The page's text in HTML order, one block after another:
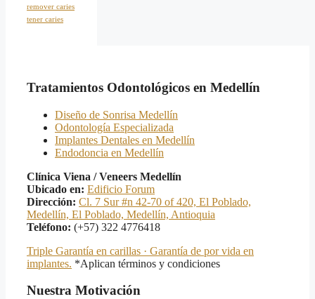
remover caries
tener caries
Tratamientos Odontológicos en Medellín
Diseño de Sonrisa Medellín
Odontología Especializada
Implantes Dentales en Medellín
Endodoncia en Medellín
Clínica Viena / Veneers Medellín
Ubicado en: Edificio Forum
Dirección: Cl. 7 Sur #n 42-70 of 420, El Poblado,
Medellín, El Poblado, Medellín, Antioquia
Teléfono: (+57) 322 4776418
Triple Garantía en carillas · Garantía de por vida en
implantes. *Aplican términos y condiciones
Nuestra Motivación